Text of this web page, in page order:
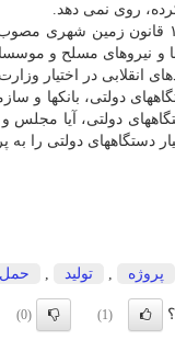
روی نمی دهد.
و نیروهای مسلح و
انقلابی در
دولتی، بانکها و
دولتی، آیا
دستگاههای دولتی را به
پروژه تولید
(1)
(0)